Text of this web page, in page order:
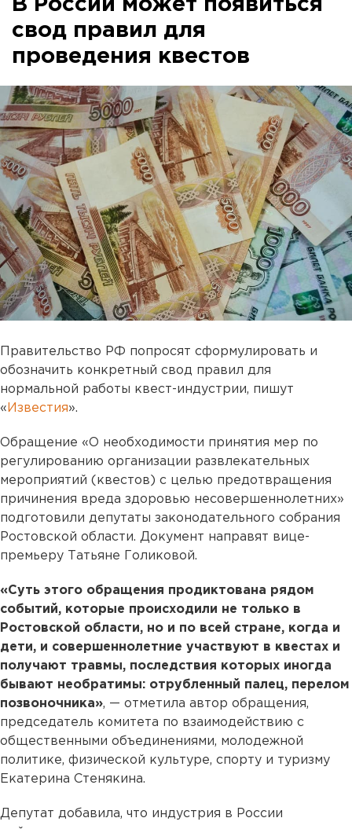
В России может появиться
свод правил для
проведения квестов
Правительство РФ попросят сформулировать и
обозначить конкретный свод правил для
нормальной работы квест-индустрии, пишут
« Известия».
Обращение «О необходимости принятия мер по
регулированию организации развлекательных
мероприятий (квестов) с целью предотвращения
причинения вреда здоровью несовершеннолетних»
подготовили депутаты законодательного собрания
Ростовской области. Документ направят вице-
премьеру Татьяне Голиковой.
«Суть этого обращения продиктована рядом
событий, которые происходили не только в
Ростовской области, но и по всей стране, когда и
дети, и совершеннолетние участвуют в квестах и
получают травмы, последствия которых иногда
бывают необратимы: отрубленный палец, перелом
позвоночника», — отметила автор обращения,
председатель комитета по взаимодействию с
общественными объединениями, молодежной
политике, физической культуре, спорту и туризму
Екатерина Стенякина.
Депутат добавила, что индустрия в России